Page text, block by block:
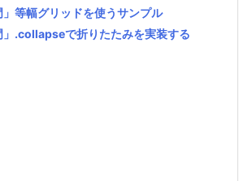
等幅グリッドを使うサンプル
.collapseで折りたたみを実装する